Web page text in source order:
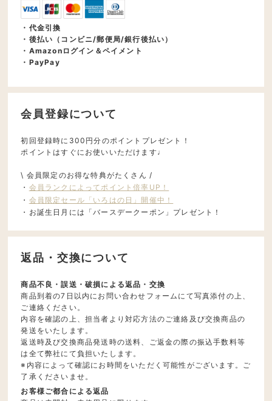
・代金引換
・後払い（コンビニ/郵便局/銀行後払い）
・Amazonログイン＆ペイメント
・PayPay
会員登録について
初回登録時に300円分のポイントプレゼント！
ポイントはすぐにお使いいただけます♩
\ 会員限定のお得な特典がたくさん /
・ 会員ランクによってポイント倍率UP！
・ 会員限定セール「いろはの日」開催中！
・お誕生日月には「バースデークーポン」プレゼント！
返品・交換について
商品不良・誤送・破損による返品・交換
商品到着の7日以内にお問い合わせフォームにて写真添付の上、
ご連絡ください。
内容を確認の上、担当者より対応方法のご連絡及び交換商品の
発送をいたします。
返送時及び交換商品発送時の送料、ご返金の際の振込手数料等
は全て弊社にて負担いたします。
※内容によって確認にお時間をいただく可能性がございます。ご
了承くださいませ。
お客様ご都合による返品